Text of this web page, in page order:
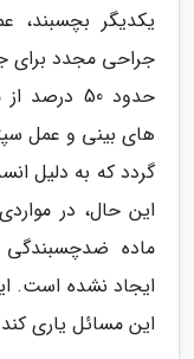
یکدیگر بچسبند،
جراحی مجدد برای
حدود 50
های بینی و عمل
گردد که به دلیل
این حال، در
ماده ضدچسبندگی
ایجاد نشده است.
این مسائل یاری